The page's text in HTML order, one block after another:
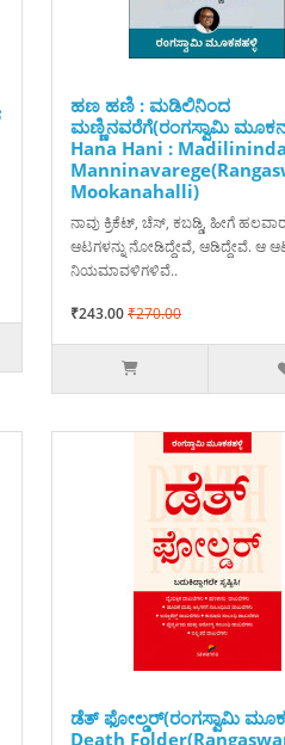
ಹಣ ಹಣಿ : ಮಡಿಲಿನಿಂದ
ಮಣ್ಣಿನವರೆಗೆ(ರಂಗಸ್ವಾಮಿ
Hana Hani : Madilininda
Mookanahalli)
ನಾವು ಕ್ರಿಕೆಟ್‌, ಚೆಸ್‌, ಕಬಡ್ಡಿ, ಹೀಗೆ
ಆಟಗಳನ್ನು ನೋಡಿದ್ದೇವೆ, ಆಡಿದ್ದೇವೆ. ಆ
ನಿಯಮಾವಳಿಗಳಿವೆ..
₹243.00₹270.00
ಡೆತ್‌ ಫೋಲ್ಡರ್‌(ರಂಗಸ್ವಾಮಿ
Death